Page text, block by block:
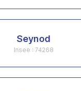
Seynod
Insee : 74268